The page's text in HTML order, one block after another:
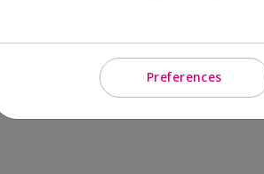
Light 1​ (subtonos rosados fríos)
Preferences